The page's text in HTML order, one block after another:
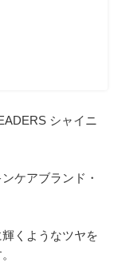
シャイニ
ケアブランド・
くようなツヤを